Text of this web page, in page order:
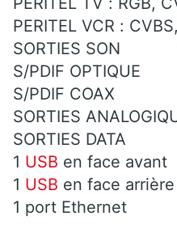
PERITEL VCR :
SORTIES SON
S/PDIF OPTIQUE
S/PDIF COAX
SORTIES
SORTIES DATA
1 USB en face avant
1 USB en face arrière
1 port Ethernet